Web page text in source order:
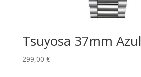
Tsuyosa 37mm Azul
299,00 €